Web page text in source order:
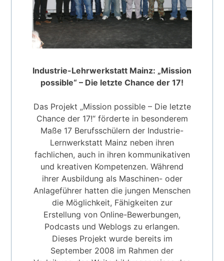
Industrie-Lehrwerkstatt Mainz: „Mission
possible“ – Die letzte Chance der 17!
Das Projekt „Mission possible – Die letzte
Chance der 17!“ förderte in besonderem
Maße 17 Berufsschülern der Industrie-
Lernwerkstatt Mainz neben ihren
fachlichen, auch in ihren kommunikativen
und kreativen Kompetenzen. Während
ihrer Ausbildung als Maschinen- oder
Anlageführer hatten die jungen Menschen
die Möglichkeit, Fähigkeiten zur
Erstellung von Online-Bewerbungen,
Podcasts und Weblogs zu erlangen.
Dieses Projekt wurde bereits im
September 2008 im Rahmen der